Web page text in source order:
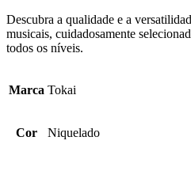
Descubra a qualidade e a
musicais, cuidadosamente
todos os níveis.
Marca Tokai
Cor Niquelado